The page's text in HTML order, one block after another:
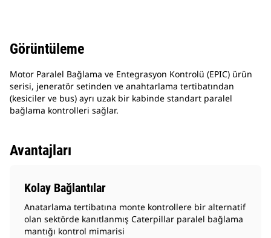
Görüntüleme
Motor Paralel Bağlama ve Entegrasyon Kontrolü (EPIC) ürün
serisi, jeneratör setinden ve anahtarlama tertibatından
(kesiciler ve bus) ayrı uzak bir kabinde standart paralel
bağlama kontrolleri sağlar.
Avantajları
Kolay Bağlantılar
Anatarlama tertibatına monte kontrollere bir alternatif
olan sektörde kanıtlanmış Caterpillar paralel bağlama
mantığı kontrol mimarisi